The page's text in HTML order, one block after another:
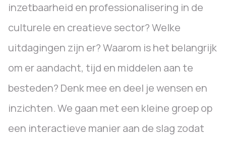
inzetbaarheid en professionalisering in de
culturele en creatieve sector? Welke
uitdagingen zijn er? Waarom is het belangrijk
om er aandacht, tijd en middelen aan te
besteden? Denk mee en deel je wensen en
inzichten. We gaan met een kleine groep op
een interactieve manier aan de slag zodat